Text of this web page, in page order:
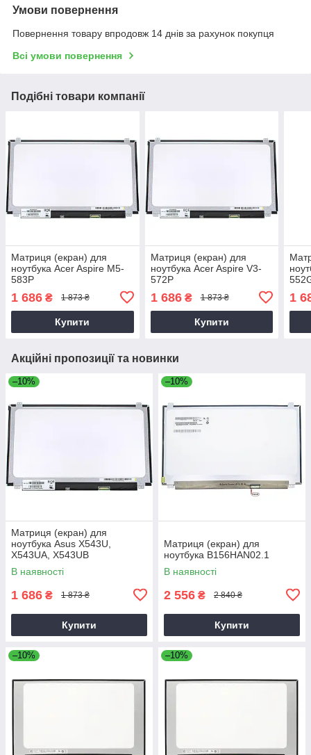
Умови повернення
Повернення товару впродовж 14 днів за рахунок покупця
Всі умови повернення
Подібні товари компанії
Матриця (екран) для
ноутбука Acer Aspire M5-
583P
1 686 ₴ 1 873 ₴
Купити
Матриця (екран) для
ноутбука Acer Aspire V3-
572P
1 686₴ 1 873 ₴
Купити
1
Акційні пропозиції та новинки
–10%
Матриця (екран) для
ноутбука Asus X543U,
X543UA, X543UB
В наявності
1 686 ₴ 1 873 ₴
Купити
–10%
Матриця (екран) для
ноутбука B156HAN02.1
В наявності
2 556 ₴ 2 840 ₴
Купити
–10% –10%